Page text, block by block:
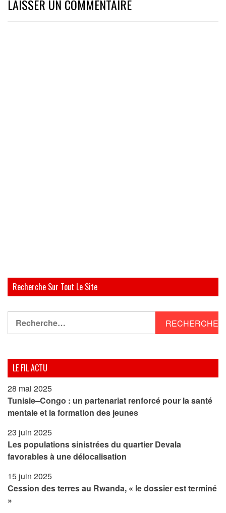
LAISSER UN COMMENTAIRE
Recherche Sur Tout Le Site
LE FIL ACTU
28 mai 2025
Tunisie–Congo : un partenariat renforcé pour la santé
mentale et la formation des jeunes
23 juin 2025
Les populations sinistrées du quartier Devala
favorables à une délocalisation
15 juin 2025
Cession des terres au Rwanda, « le dossier est terminé
»